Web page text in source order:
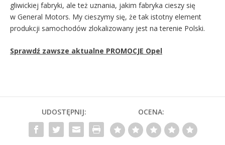
gliwickiej fabryki, ale też uznania, jakim fabryka cieszy się
w General Motors. My cieszymy się, że tak istotny element
produkcji samochodów zlokalizowany jest na terenie Polski.
Sprawdź zawsze aktualne PROMOCJE Opel
UDOSTĘPNIJ: OCENA: